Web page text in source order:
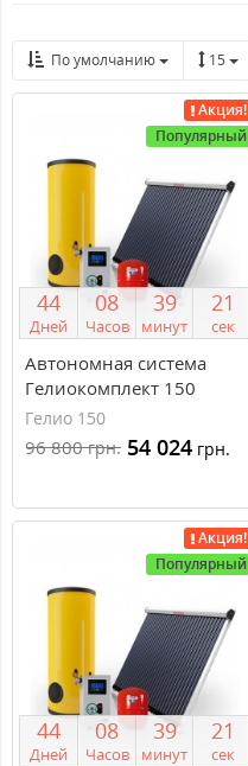
По умолчанию 15
Акция!
Популярный
44
Дней
08
Часов
39
минут
21
сек
Автономная система
Гелиокомплект 150
литров
Гелио 150
96 800грн. 54 024 грн.
Акция!
Популярный
44
Дней
08
Часов
39
минут
21
сек